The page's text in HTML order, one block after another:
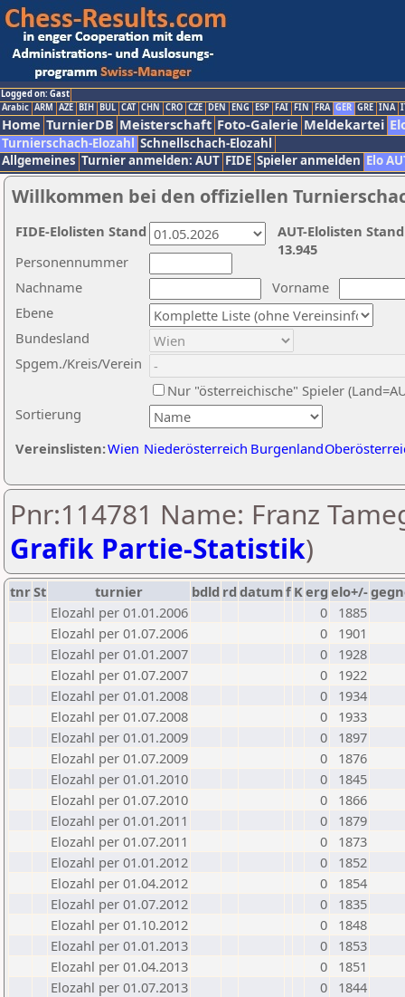
Logged on: Gast
Arabic ARM AZE BIH BUL CAT CHN CRO CZE DEN ENG ESP FAI FIN FRA GER GRE INA
Home TurnierDB Meisterschaft Foto-Galerie Meldekartei
Turnierschach-Elozahl Schnellschach-Elozahl
Allgemeines Turnier anmelden: AUT FIDE Spieler anmelden Elo
Willkommen bei den offiziellen
Nachname
Vorname
Ebene
Sortierung
Personennummer
Bundesland
Spgem./Kreis/Verein
Nur "österreichische" Spieler
Vereinslisten:Wien Niederösterreich Burgenland
AUT-Elolisten
13.945
FIDE-Elolisten Stand
Pnr:114781 Name: Franz
Grafik Partie-Statistik)
tnrSt turnier bdld rd datumf Kerg elo+/-
Elozahl per 01.01.2006
0
1885
Elozahl per 01.07.2006
0
1901
Elozahl per 01.01.2007
0
1928
Elozahl per 01.07.2007
0
1922
Elozahl per 01.01.2008
0
1934
Elozahl per 01.07.2008
0
1933
Elozahl per 01.01.2009
0
1897
Elozahl per 01.07.2009
0
1876
Elozahl per 01.01.2010
0
1845
Elozahl per 01.07.2010
0
1866
Elozahl per 01.01.2011
0
1879
Elozahl per 01.07.2011
0
1873
Elozahl per 01.01.2012
0
1852
Elozahl per 01.04.2012
0
1854
Elozahl per 01.07.2012
0
1835
Elozahl per 01.10.2012
0
1848
Elozahl per 01.01.2013
0
1853
Elozahl per 01.04.2013
0
1851
Elozahl per 01.07.2013
0
1844